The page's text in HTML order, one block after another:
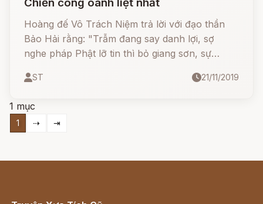
Hoàng đế Vô Trách Niệm trả lời với đạo thần
Bảo Hải rằng: "Trẫm đang say danh lợi, sợ
nghe pháp Phật lỡ tin thì bỏ giang sơn, sự
ST 21/11/2019
1 mục
1 ⇢ ⇥